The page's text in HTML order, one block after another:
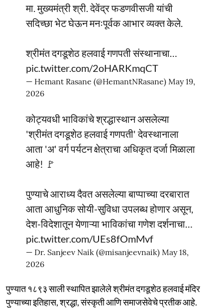
मा. मुख्यमंत्री श्री. देवेंद्र फडणवीसजी यांची
सदिच्छा भेट घेऊन मनःपूर्वक आभार व्यक्त केले.
श्रीमंत दगडूशेठ हलवाई गणपती संस्थानाचा…
pic.twitter.com/2oHARKmqCT
— Hemant Rasane (@HemantNRasane) May 19,
2026
कोट्यवधी भाविकांचे श्रद्धास्थान असलेल्या
'श्रीमंत दगडूशेठ हलवाई गणपती' देवस्थानाला
आता 'अ' वर्ग पर्यटन क्षेत्राचा अधिकृत दर्जा मिळाला
आहे! 🚩
पुण्याचे आराध्य दैवत असलेल्या बाप्पाच्या दरबारात
आता आधुनिक सोयी-सुविधा उपलब्ध होणार असून,
देश-विदेशातून येणाऱ्या भाविकांचा गणेश दर्शनाचा…
pic.twitter.com/UEs8fOmMvf
— Dr. Sanjeev Naik (@misanjeevnaik) May 18,
2026
पुण्यात १८९३ साली स्थापित झालेले श्रीमंत दगडूशेठ हलवाई मंदिर
पुण्याच्या इतिहास, श्रद्धा, संस्कृती आणि समाजसेवेचे प्रतीक आहे.